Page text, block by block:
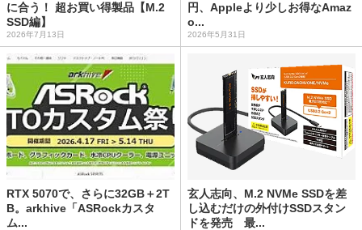
に合う！ 超お買い得製品【M.2
SSD編】
2026年7月13日
円、Appleより少しお得なAmaz
o...
2026年5月31日
RTX 5070で、さらに32GB＋2T
B。arkhive「ASRockカスタ
ム...
玄人志向、M.2 NVMe SSDを差
し込むだけの外付けSSDスタン
ドを発売 最...